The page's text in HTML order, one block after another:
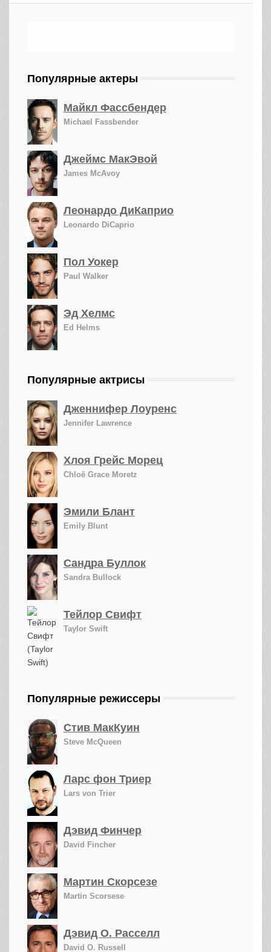
Популярные актеры
Майкл Фассбендер
Michael Fassbender
Джеймс МакЭвой
James McAvoy
Леонардо ДиКаприо
Leonardo DiCaprio
Пол Уокер
Paul Walker
Эд Хелмс
Ed Helms
Популярные актрисы
Дженнифер Лоуренс
Jennifer Lawrence
Хлоя Грейс Морец
Chloë Grace Moretz
Эмили Блант
Emily Blunt
Сандра Буллок
Sandra Bullock
Тейлор Свифт
Taylor Swift
Популярные режиссеры
Стив МакКуин
Steve McQueen
Ларс фон Триер
Lars von Trier
Дэвид Финчер
David Fincher
Мартин Скорсезе
Martin Scorsese
Дэвид О. Расселл
David O. Russell